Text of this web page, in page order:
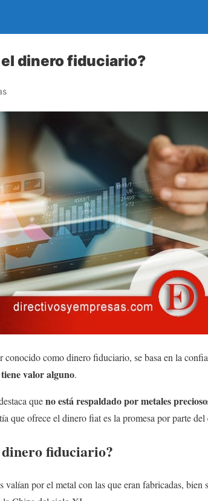
dinero fiduciario?
como dinero fiduciario, se basa en la
tiene valor alguno.
queno está respaldado por metales
que ofrece el dinero fiat es la promesa por parte
fiduciario?
valían por el metal con las que eran fabricadas, bien